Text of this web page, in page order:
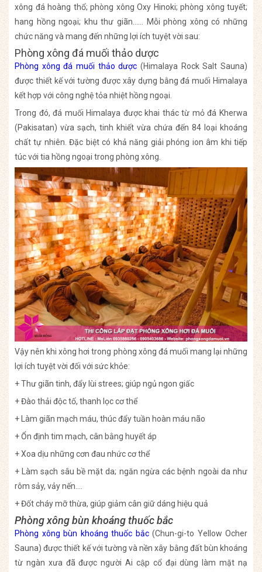
xông đá hoàng thổ; phòng xông Oxy Hinoki; phòng xông tuyết;
hang hồng ngoại; khu thư giãn…… Mỗi phòng xông có những
chức năng và mang đến những lợi ích tuyệt vời sau:
Phòng xông đá muối thảo dược
Phòng xông đá muối thảo dược (Himalaya Rock Salt Sauna)
được thiết kế với tường được xây dựng bằng đá muối Himalaya
kết hợp với công nghệ tỏa nhiệt hồng ngoại.
Trong đó, đá muối Himalaya được khai thác từ mỏ đá Kherwa
(Pakisatan) vừa sạch, tinh khiết vừa chứa đến 84 loại khoáng
chất tự nhiên. Đặc biệt có khả năng giải phóng ion âm khi tiếp
túc với tia hồng ngoại trong phòng xông.
Vậy nên khi xông hơi trong phòng xông đá muối mang lại những
lợi ích tuyệt vời đối với sức khỏe:
+ Thư giãn tinh, đẩy lùi strees; giúp ngủ ngon giấc
+ Đào thải độc tố, thanh lọc cơ thể
+ Làm giãn mạch máu, thúc đẩy tuần hoàn máu não
+ Ổn định tim mạch, cân bằng huyết áp
+ Xoa dịu những cơn đau nhức cơ thể
+ Làm sạch sâu bề mặt da; ngăn ngừa các bệnh ngoài da như
rôm sảy, vảy nến….
+ Đốt cháy mỡ thừa, giúp giảm cân giữ dáng hiệu quả
Phòng xông bùn khoáng thuốc bắc
Phòng xông bùn khoáng thuốc bắc(Chun-gi-to Yellow Ocher
Sauna) được thiết kế với tường và nền xây bằng đất bùn khoáng
từ ngàn xưa đã được người Ai cập cổ đại dùng làm mặt nạ